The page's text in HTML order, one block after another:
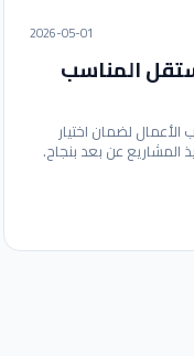
2026-05-01
المناسب
الأعمال لضمان اختيار
المشاريع عن بعد بنجاح.